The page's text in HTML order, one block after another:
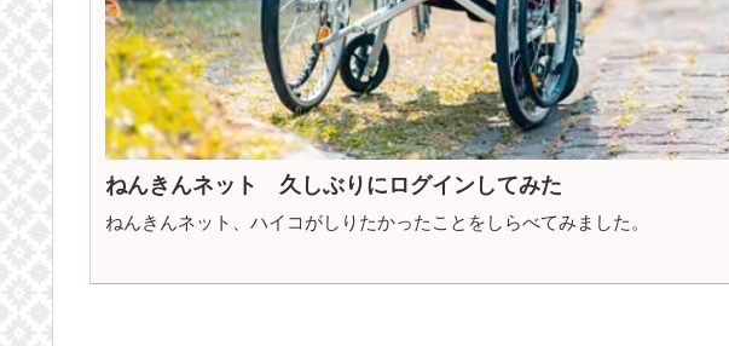
ねんきんネット 久しぶりにログインしてみた
ねんきんネット、ハイコがしりたかったことをしらべてみました。